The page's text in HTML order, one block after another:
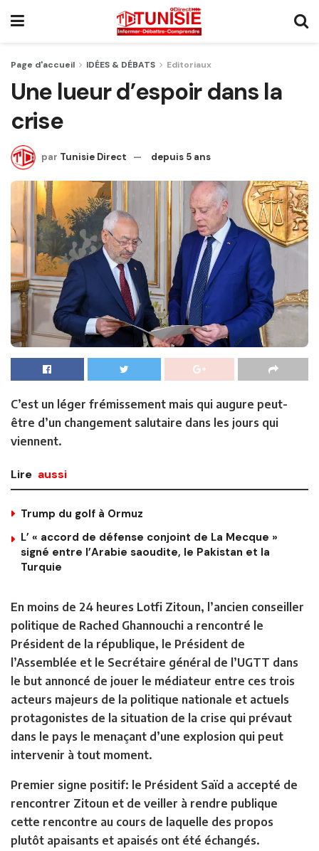
Page d'accueil IDÉES & DÉBATS Editoriaux
Une lueur d’espoir dans la
crise
par Tunisie Direct depuis 5 ans
C’est un léger frémissement mais qui augure peut-
être d’un changement salutaire dans les jours qui
viennent.
Lire aussi
Trump du golf à Ormuz
L’ « accord de défense conjoint de La Mecque »
signé entre l’Arabie saoudite, le Pakistan et la
Turquie
En moins de 24 heures Lotfi Zitoun, l’ancien conseiller
politique de Rached Ghannouchi a rencontré le
Président de la république, le Président de
l’Assemblée et le Secrétaire général de l’UGTT dans
le but annoncé de jouer le médiateur entre ces trois
acteurs majeurs de la politique nationale et actuels
protagonistes de la situation de la crise qui prévaut
dans le pays le menaçant d’une explosion qui peut
intervenir à tout moment.
Premier signe positif: le Président Saïd a accepté de
rencontrer Zitoun et de veiller à rendre publique
cette rencontre au cours de laquelle des propos
plutôt apaisants et apaisés ont été échangés.